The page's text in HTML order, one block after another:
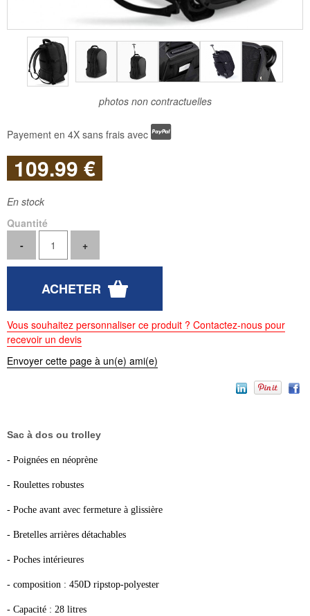
photos non contractuelles
Payement en 4X sans frais avec
109.99 €
En stock
Quantité
Vous souhaitez personnaliser ce produit ? Contactez-nous pour
recevoir un devis
Envoyer cette page à un(e) ami(e)
Sac à dos ou trolley
- Poignées en néoprène
- Roulettes robustes
- Poche avant avec fermeture à glissière
- Bretelles arrières détachables
- Poches intérieures
- composition : 450D ripstop-polyester
- Capacité : 28 litres